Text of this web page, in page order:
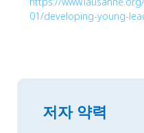
01/developing-young-
저자 약력